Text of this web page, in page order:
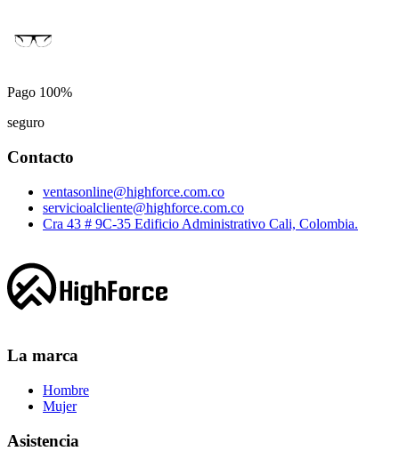
Pago 100%
seguro
Contacto
ventasonline@highforce.com.co
servicioalcliente@highforce.com.co
Cra 43 # 9C-35 Edificio Administrativo Cali, Colombia.
La marca
Hombre
Mujer
Asistencia